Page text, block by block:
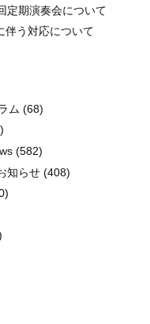
定期演奏会について
伴う対応について
ム (68)
(582)
知らせ(408)